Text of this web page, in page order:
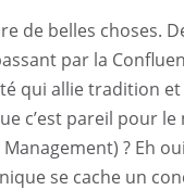
de belles choses.
par la
qui allie tradition
c’est pareil pour
? Eh
se cache un